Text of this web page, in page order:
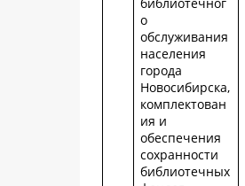
о
обслуживания
населения
города
Новосибирска,
комплектован
ия и
обеспечения
сохранности
библиотечных